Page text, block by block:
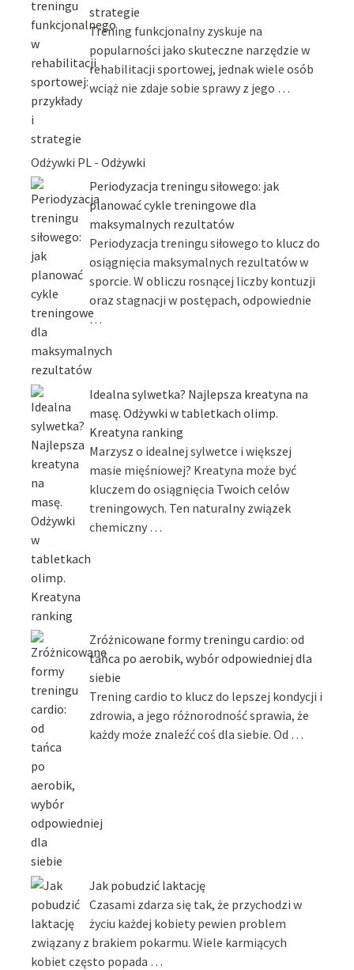
strategie
Trening funkcjonalny zyskuje na
popularności jako skuteczne narzędzie w
rehabilitacji sportowej, jednak wiele osób
wciąż nie zdaje sobie sprawy z jego …
Odżywki PL -Odżywki
Periodyzacja treningu siłowego: jak
planować cykle treningowe dla
maksymalnych rezultatów
Periodyzacja treningu siłowego to klucz do
osiągnięcia maksymalnych rezultatów w
sporcie. W obliczu rosnącej liczby kontuzji
oraz stagnacji w postępach, odpowiednie
…
Idealna sylwetka? Najlepsza kreatyna na
masę. Odżywki w tabletkach olimp.
Kreatyna ranking
Marzysz o idealnej sylwetce i większej
masie mięśniowej? Kreatyna może być
kluczem do osiągnięcia Twoich celów
treningowych. Ten naturalny związek
chemiczny …
Zróżnicowane formy treningu cardio: od
tańca po aerobik, wybór odpowiedniej dla
siebie
Trening cardio to klucz do lepszej kondycji i
zdrowia, a jego różnorodność sprawia, że
każdy może znaleźć coś dla siebie. Od …
Jak pobudzić laktację
Czasami zdarza się tak, że przychodzi w
życiu każdej kobiety pewien problem
związany z brakiem pokarmu. Wiele karmiących
kobiet często popada …